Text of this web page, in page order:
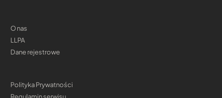
O nas
LLPA
Dane rejestrowe
Polityka Prywatności